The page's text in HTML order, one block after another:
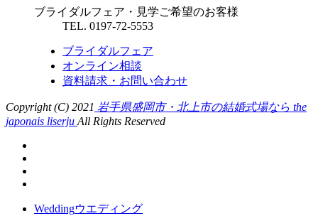
ブライダルフェア・見学ご希望のお客様
TEL. 0197-72-5553
ブライダルフェア
オンライン相談
資料請求・お問い合わせ
Copyright (C) 2021 岩手県盛岡市・北上市の結婚式場なら the
japonais liserju All Rights Reserved
Weddingウエディング